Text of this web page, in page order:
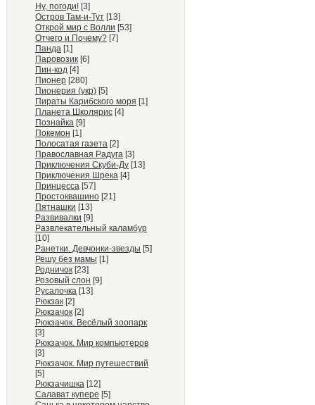
Ну, погоди! [3]
Остров Там-и-Тут [13]
Открой мир с Волли [53]
Отчего и Почему? [7]
Панда [1]
Паровозик [6]
Пин-код [4]
Пионер [280]
Пионерия (укр) [5]
Пираты Карибского моря [1]
Планета Школярис [4]
Познайка [9]
Покемон [1]
Полосатая газета [2]
Православная Радуга [3]
Приключения Скуби-Ду [13]
Приключения Шрека [4]
Принцесса [57]
Простоквашино [21]
Пятнашки [13]
Развивалки [9]
Развлекательный каламбур
[10]
Ранетки. Девчонки-звезды [5]
Решу без мамы [1]
Родничок [23]
Розовый слон [9]
Русалочка [13]
Рюкзак [2]
Рюкзачок [2]
Рюкзачок. Весёлый зоопарк
[3]
Рюкзачок. Мир компьютеров
[3]
Рюкзачок. Мир путешествий
[5]
Рюкзачишка [12]
Салават купере [5]